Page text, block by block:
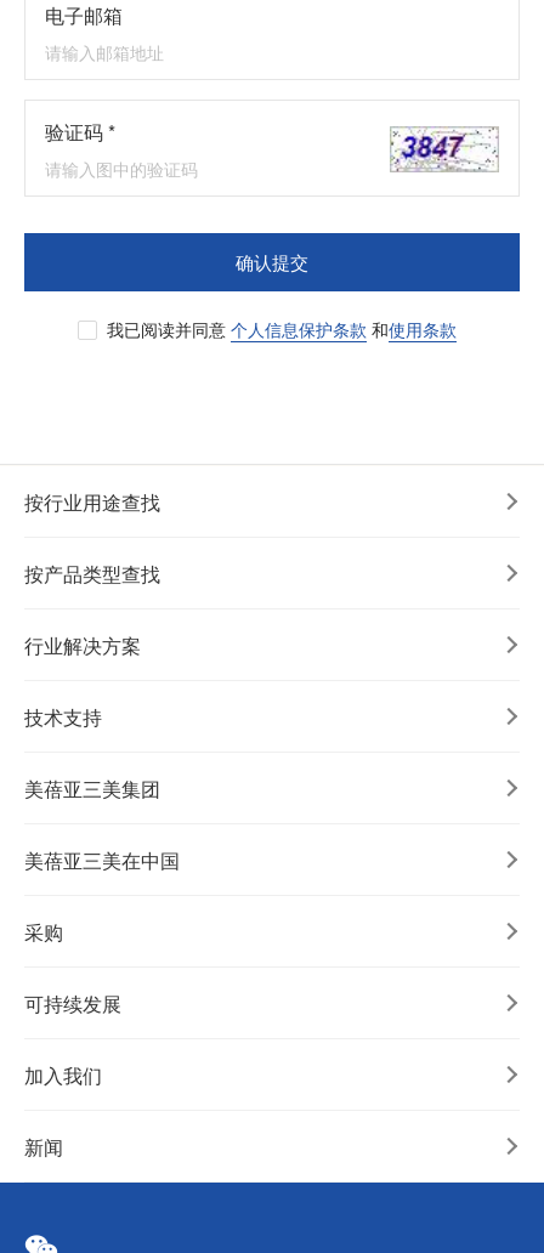
电子邮箱
验证码 *
确认提交
我已阅读并同意 个人信息保护条款 和使用条款
按行业用途查找
按产品类型查找
行业解决方案
技术支持
美蓓亚三美集团
美蓓亚三美在中国
采购
可持续发展
加入我们
新闻